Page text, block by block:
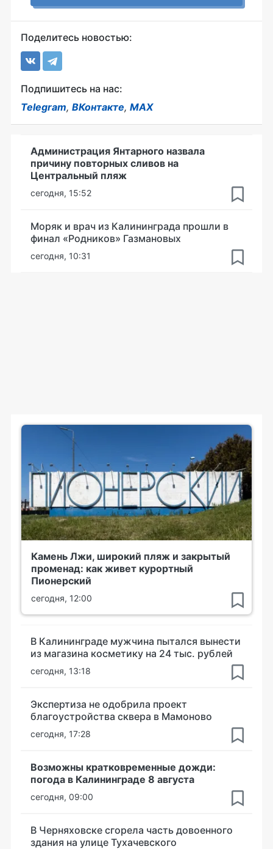
Поделитесь новостью:
Подпишитесь на нас:
Telegram, ВКонтакте, MAX
Администрация Янтарного назвала
причину повторных сливов на
Центральный пляж
сегодня, 15:52
Моряк и врач из Калининграда прошли в
финал «Родников» Газмановых
сегодня, 10:31
Камень Лжи, широкий пляж и закрытый
променад: как живет курортный
Пионерский
сегодня, 12:00
В Калининграде мужчина пытался вынести
из магазина косметику на 24 тыс. рублей
сегодня, 13:18
Экспертиза не одобрила проект
благоустройства сквера в Мамоново
сегодня, 17:28
Возможны кратковременные дожди:
погода в Калининграде 8 августа
сегодня, 09:00
В Черняховске сгорела часть довоенного
здания на улице Тухачевского